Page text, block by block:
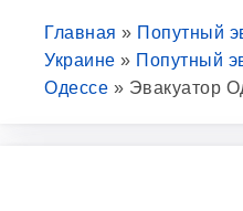
Главная » Попутный
Украине » Попутный
Одессе » Эвакуатор